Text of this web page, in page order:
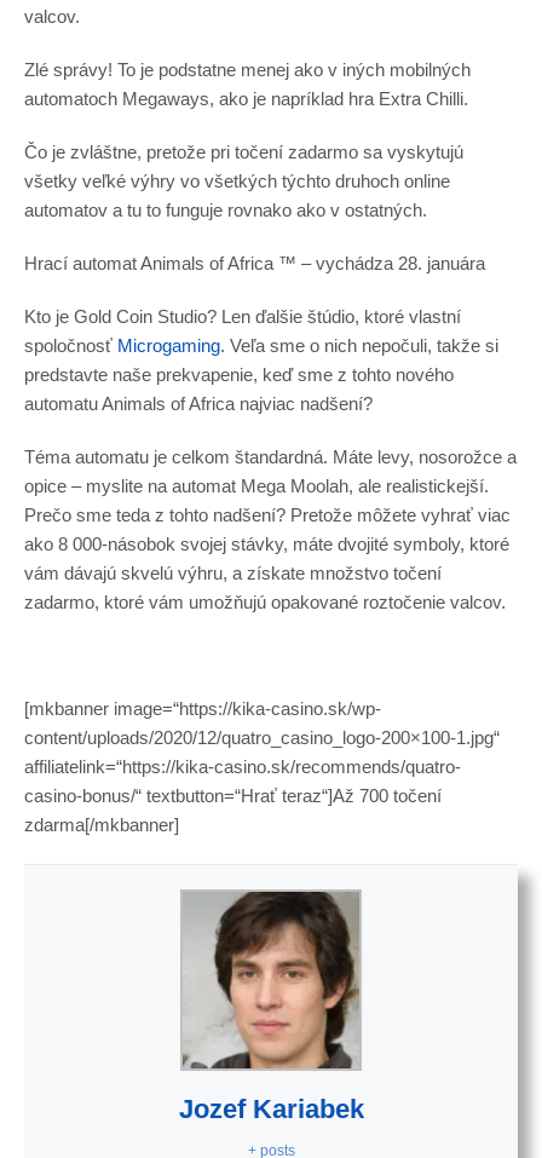
valcov.
Zlé správy! To je podstatne menej ako v iných mobilných
automatoch Megaways, ako je napríklad hra Extra Chilli.
Čo je zvláštne, pretože pri točení zadarmo sa vyskytujú
všetky veľké výhry vo všetkých týchto druhoch online
automatov a tu to funguje rovnako ako v ostatných.
Hrací automat Animals of Africa ™ – vychádza 28. januára
Kto je Gold Coin Studio? Len ďalšie štúdio, ktoré vlastní
spoločnosť Microgaming. Veľa sme o nich nepočuli, takže si
predstavte naše prekvapenie, keď sme z tohto nového
automatu Animals of Africa najviac nadšení?
Téma automatu je celkom štandardná. Máte levy, nosorožce a
opice – myslite na automat Mega Moolah, ale realistickejší.
Prečo sme teda z tohto nadšení? Pretože môžete vyhrať viac
ako 8 000-násobok svojej stávky, máte dvojité symboly, ktoré
vám dávajú skvelú výhru, a získate množstvo točení
zadarmo, ktoré vám umožňujú opakované roztočenie valcov.
[mkbanner image=“https://kika-casino.sk/wp-
content/uploads/2020/12/quatro_casino_logo-200×100-1.jpg“
affiliatelink=“https://kika-casino.sk/recommends/quatro-
casino-bonus/“ textbutton=“Hrať teraz“]Až 700 točení
zdarma[/mkbanner]
Jozef Kariabek
+ posts